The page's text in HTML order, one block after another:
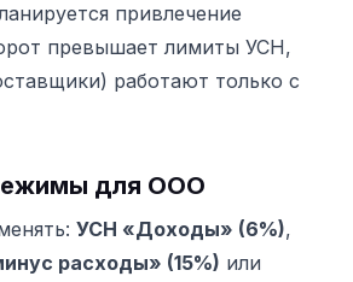
привлечение
превышает лимиты УСН,
работают только с
для ООО
УСН «Доходы» (6%),
расходы» (15%) или